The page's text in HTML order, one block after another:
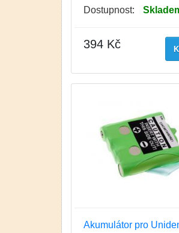
Dostupnost:
394 Kč
Akumulátor pro